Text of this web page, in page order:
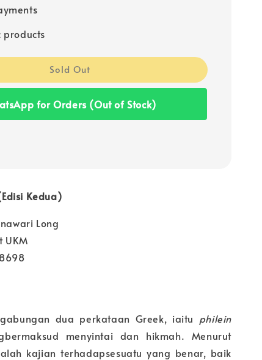
products
Sold Out
for Orders (Out of Stock)
Kedua)
Long
UKM
dua perkataan Greek, iaitu philein
menyintai dan hikmah. Menurut
kajian terhadapsesuatu yang benar, baik